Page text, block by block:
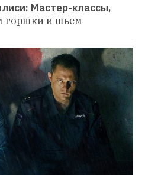
Мастер-классы,
горшки и шьем